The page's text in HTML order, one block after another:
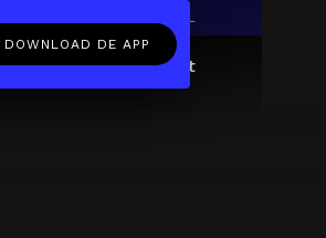
NL
OverFAQContact
DOWNLOAD DE APP